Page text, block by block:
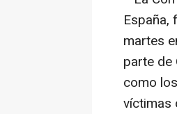
España,
martes
parte de
como
víctimas